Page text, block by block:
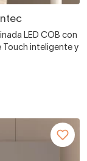
LED COB con
Touch inteligente y